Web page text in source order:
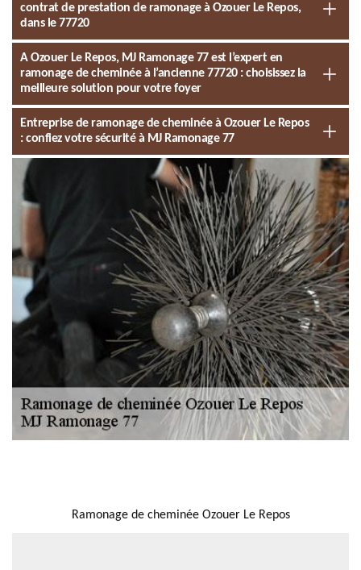
contrat de prestation de ramonage à Ozouer Le Repos,
dans le 77720
A Ozouer Le Repos, MJ Ramonage 77 est l’expert en
ramonage de cheminée à l’ancienne 77720 : choisissez la
meilleure solution pour votre foyer
Entreprise de ramonage de cheminée à Ozouer Le Repos
: confiez votre sécurité à MJ Ramonage 77
Ramonage de cheminée Ozouer Le Repos